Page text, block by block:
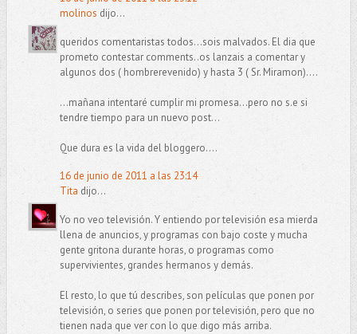
molinos dijo...
queridos comentaristas todos...sois malvados. El dia que
prometo contestar comments..os lanzais a comentar y
algunos dos ( hombrerevenido) y hasta 3 ( Sr. Miramon)....
...mañana intentaré cumplir mi promesa...pero no s.e si
tendre tiempo para un nuevo post...
Que dura es la vida del bloggero....
16 de junio de 2011 a las 23:14
Tita dijo...
Yo no veo televisión. Y entiendo por televisión esa mierda
llena de anuncios, y programas con bajo coste y mucha
gente gritona durante horas, o programas como
supervivientes, grandes hermanos y demás.
El resto, lo que tú describes, son películas que ponen por
televisión, o series que ponen por televisión, pero que no
tienen nada que ver con lo que digo más arriba.